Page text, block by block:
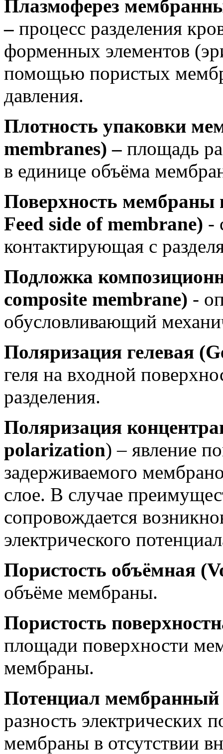
Плазмоферез
– процесс разделения
форменных элементов
помощью пористых
давления.
Плотность упаковки
membranes) – площадь
в единице объёма
Поверхность мембраны
Feed side of membrane) -
контактирующая с
Подложка
composite membrane) -
обусловливающий
Поляризация гелевая
геля на входной
разделения.
Поляризация
polarization) – явление
задерживаемого
слое. В случае
сопровождается
электрического
Пористость объёмная
объёме мембраны.
Пористость
площади поверхности
мембраны.
Потенциал
разность электрических
мембраны в отсутствии